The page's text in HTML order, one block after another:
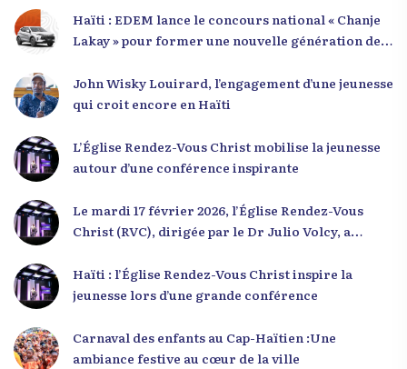
Haïti : EDEM lance le concours national « Chanje
Lakay » pour former une nouvelle génération de
John Wisky Louirard, l’engagement d’une jeunesse
qui croit encore en Haïti
L’Église Rendez-Vous Christ mobilise la jeunesse
autour d’une conférence inspirante
Le mardi 17 février 2026, l’Église Rendez-Vous
Christ (RVC), dirigée par le Dr Julio Volcy, a
dans ses locaux à Delmas 75 pour une conférence
placée sous le thème « Menm Ou Menm Tou ».
occasion unique de se rencontrer, d’échanger et
d’écouter des interventions motivantes centrées
Haïti : l’Église Rendez-Vous Christ inspire la
jeunesse lors d’une grande conférence
Carnaval des enfants au Cap-Haïtien :Une
ambiance festive au cœur de la ville